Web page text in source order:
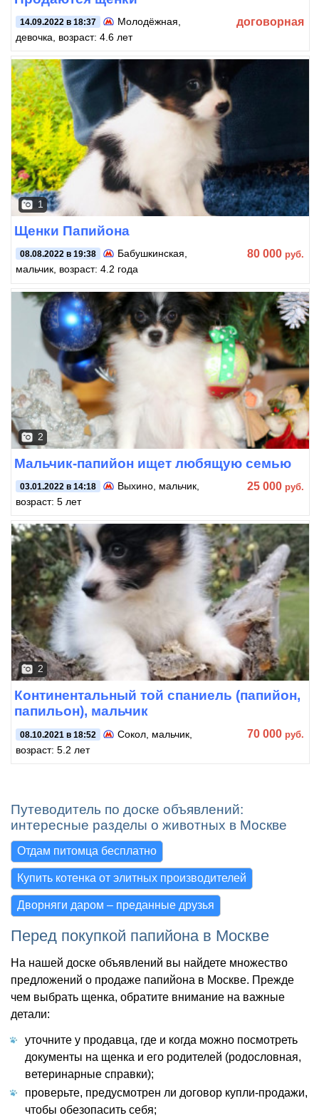
14.09.2022 в 18:37 Молодёжная
девочка, возраст: 4.6 лет
договорная
1
Щенки Папийона
08.08.2022 в 19:38 Бабушкинская,
мальчик, возраст: 4.2 года
80 000 руб.
2
Мальчик-папийон ищет любящую семью
03.01.2022 в 14:18 Выхино , мальчик,
возраст: 5 лет
25 000 руб.
2
Континентальный той спаниель (папийон,
папильон), мальчик
08.10.2021 в 18:52 Сокол , мальчик,
возраст: 5.2 лет
70 000 руб.
Путеводитель по доске объявлений:
интересные разделы о животных в Москве
Отдам питомца бесплатно
Купить котенка от элитных производителей
Дворняги даром – преданные друзья
Перед покупкой папийона в Москве
На нашей доске объявлений вы найдете множество
предложений о продаже папийона в Москве. Прежде
чем выбрать щенка, обратите внимание на важные
детали:
уточните у продавца, где и когда можно посмотреть
документы на щенка и его родителей (родословная,
ветеринарные справки);
проверьте, предусмотрен ли договор купли-продажи,
чтобы обезопасить себя;